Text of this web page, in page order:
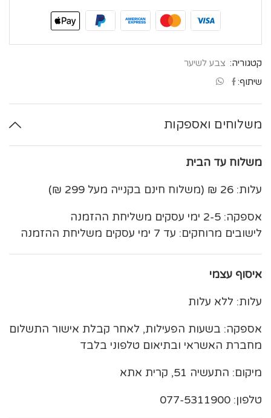
קטגוריה: צבע לשיער
שיתוף:
משלוחים ואספקות
משלוח עד הבית
עלות: 26 ₪ (משלוח חינם בקנייה מעל 299 ₪)
אספקה: 2-5 ימי עסקים משליחת ההזמנה
לישובים מרוחקים: עד 7 ימי עסקים משליחת ההזמנה
איסוף עצמי
עלות: ללא עלות
אספקה: בשעות הפעילות, לאחר קבלת אישור התשלום
מחברת האשראי ובתיאום טלפוני בלבד
מיקום: התעשיה 51, קרית אתא
טלפון: 077-5311900